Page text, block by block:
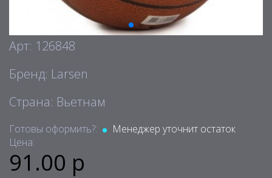
Арт: 126848
Бренд: Larsen
Страна: Вьетнам
Готовы оформить?:
Менеджер уточнит остаток
Цена:
91.00 р